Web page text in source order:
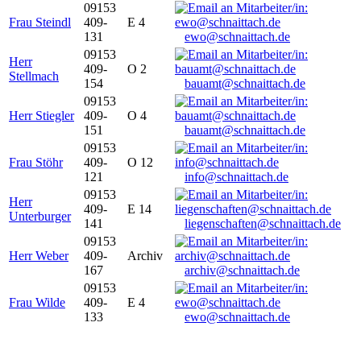
Frau Steindl
09153
409-
131
E 4
ewo@schnaittach.de
Herr
Stellmach
09153
409-
154
O 2
bauamt@schnaittach.de
Herr Stiegler
09153
409-
151
O 4
bauamt@schnaittach.de
Frau Stöhr
09153
409-
121
O 12
info@schnaittach.de
Herr
Unterburger
09153
409-
141
E 14
liegenschaften@schnaittach.de
Herr Weber
09153
409-
167
Archiv
archiv@schnaittach.de
Frau Wilde
09153
409-
133
E 4
ewo@schnaittach.de